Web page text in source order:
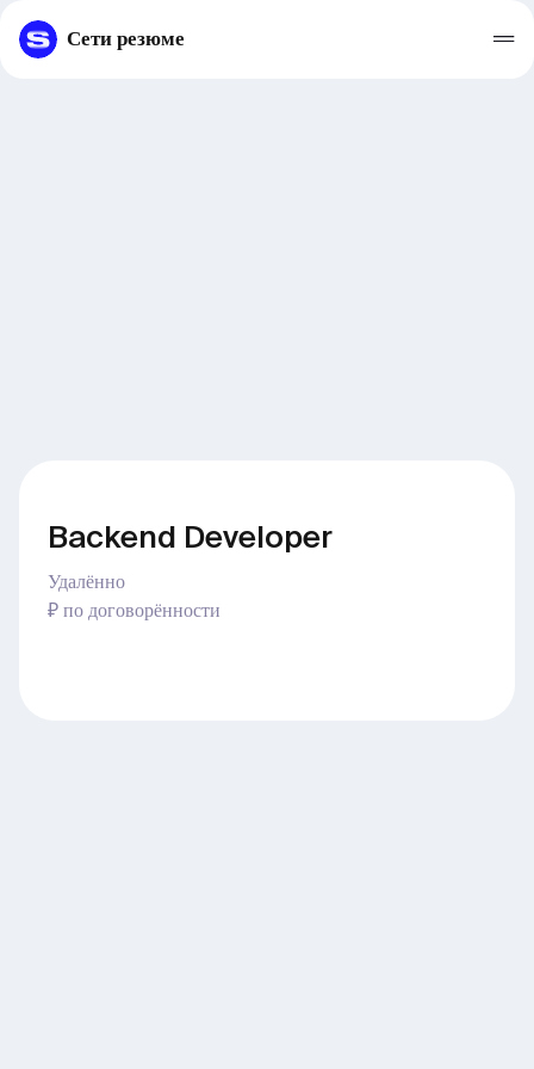
Сети резюме
Backend Developer
Удалённо
₽ по договорённости